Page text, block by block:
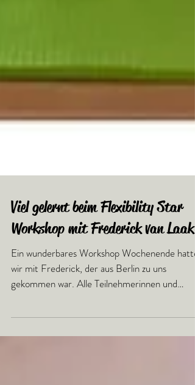
Viel gelernt beim Flexibility Star
Workshop mit Frederick van Laak
Ein wunderbares Workshop Wochenende
gekommen war. Alle Teilnehmerinnen und
Teilnehmer...